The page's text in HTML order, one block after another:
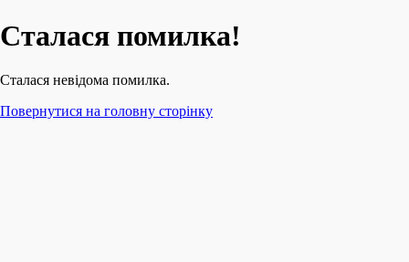
Сталася помилка!
Сталася невідома помилка.
Повернутися на головну сторінку